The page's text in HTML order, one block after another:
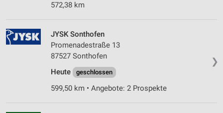
572,38 km
❯
JYSK Sonthofen
Promenadestraße 13
87527 Sonthofen
Heute
geschlossen
599,50 km • Angebote: 2 Prospekte